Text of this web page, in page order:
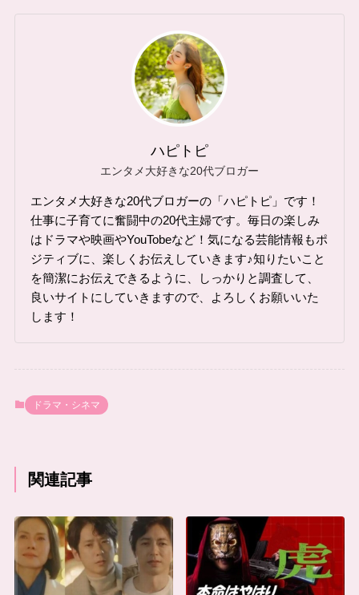
ハピトピ
エンタメ大好きな20代ブロガー
エンタメ大好きな20代ブロガーの「ハピトピ」です！
仕事に子育てに奮闘中の20代主婦です。毎日の楽しみ
はドラマや映画やYouTobeなど！気になる芸能情報もポ
ジティブに、楽しくお伝えしていきます♪知りたいこと
を簡潔にお伝えできるように、しっかりと調査して、
良いサイトにしていきますので、よろしくお願いいた
します！
ドラマ・シネマ
関連記事